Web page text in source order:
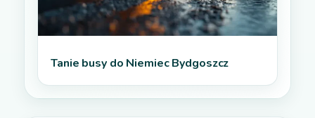
Tanie busy do Niemiec Bydgoszcz